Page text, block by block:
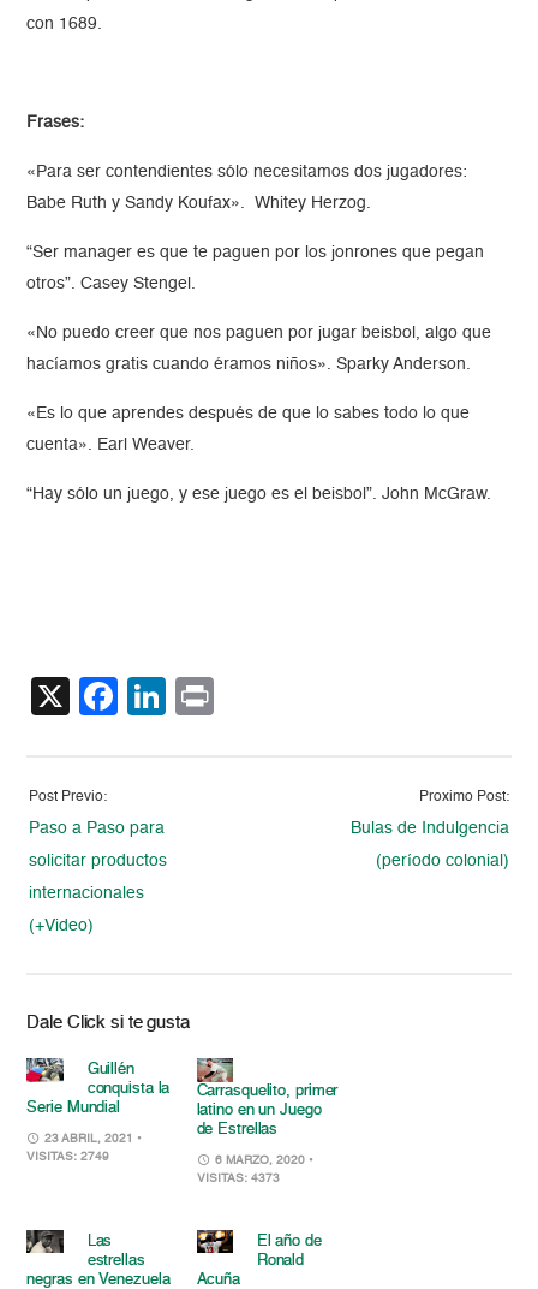
con 1689.
Frases:
«Para ser contendientes sólo necesitamos dos jugadores:
Babe Ruth y Sandy Koufax». Whitey Herzog.
“Ser manager es que te paguen por los jonrones que pegan
otros”. Casey Stengel.
«No puedo creer que nos paguen por jugar beisbol, algo que
hacíamos gratis cuando éramos niños». Sparky Anderson.
«Es lo que aprendes después de que lo sabes todo lo que
cuenta». Earl Weaver.
“Hay sólo un juego, y ese juego es el beisbol”. John McGraw.
X Facebook
LinkedIn
Post Previo:
Paso a Paso para
solicitar productos
internacionales
(+Video)
Proximo Post:
Bulas de Indulgencia
(período colonial)
Dale Click si te gusta
Guillén
conquista la
Serie Mundial
23 ABRIL, 2021 •
VISITAS: 2749
Carrasquelito, primer
latino en un Juego
de Estrellas
6 MARZO, 2020 •
VISITAS: 4373
Las
estrellas
negras en Venezuela
El año de
Ronald
Acuña